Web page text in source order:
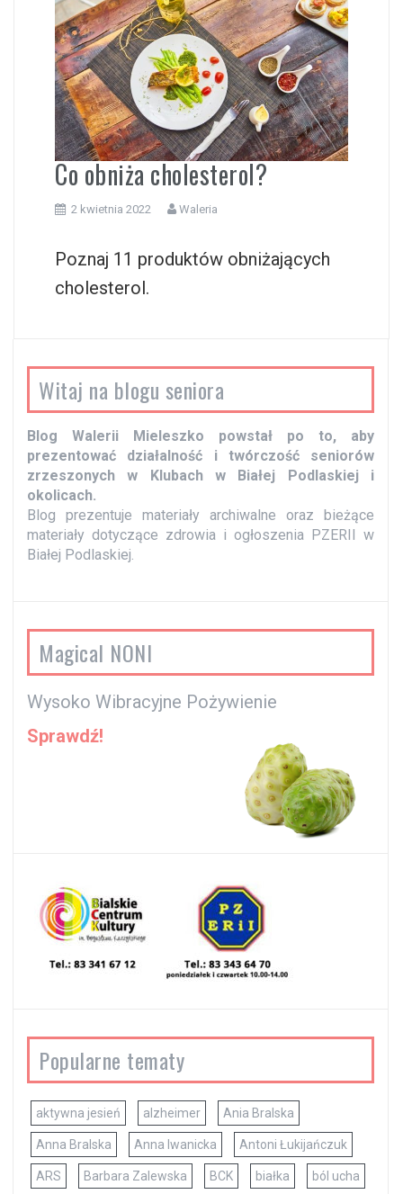
Co obniża cholesterol?
2 kwietnia 2022 Waleria
Poznaj 11 produktów obniżających
cholesterol.
Witaj na blogu seniora
Blog Walerii Mieleszko powstał po to, aby
prezentować działalność i twórczość seniorów
zrzeszonych w Klubach w Białej Podlaskiej i
okolicach.
Blog prezentuje materiały archiwalne oraz bieżące
materiały dotyczące zdrowia i ogłoszenia PZERII w
Białej Podlaskiej.
Magical NONI
Wysoko Wibracyjne Pożywienie
Sprawdź!
Popularne tematy
aktywna jesień alzheimer Ania Bralska
Anna Bralska Anna Iwanicka Antoni Łukijańczuk
ARS Barbara Zalewska BCK białka ból ucha